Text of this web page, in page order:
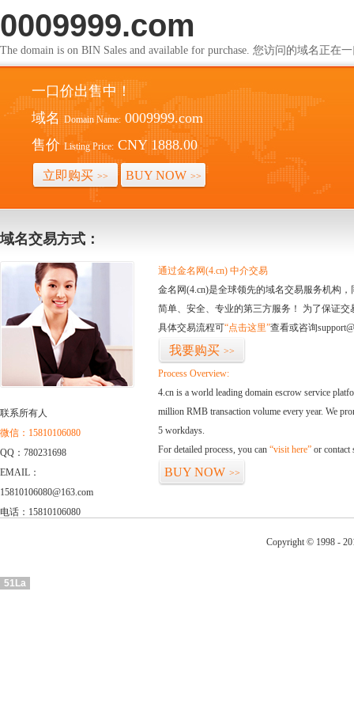
0009999.com
The domain is on BIN Sales and available for purchase. 您访问的域名正在
一口价出售中！
域名 Domain Name: 0009999.com
售价 Listing Price: CNY 1888.00
立即购买 >> BUY NOW >>
域名交易方式：
联系所有人
微信：15810106080
QQ：780231698
EMAIL：
15810106080@163.com
电话：15810106080
通过金名网(4.cn) 中介交易
金名网(4.cn)是全球领先的域名交易服务机构
简单、安全、专业的第三方服务！ 为了保证
具体交易流程可“点击这里”查看或咨询
我要购买 >>
Process Overview:
4.cn is a world leading domain escrow service
million RMB transaction volume every year. We
5 workdays.
For detailed process, you can “visit here” or contact
BUY NOW >>
Copyright © 1998 -
51La